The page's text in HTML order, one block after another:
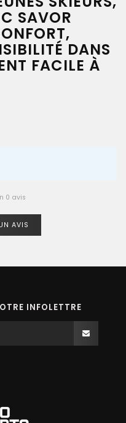
SAVOR
DANS
FACILE À
0 avis
AVIS
INFOLETTRE